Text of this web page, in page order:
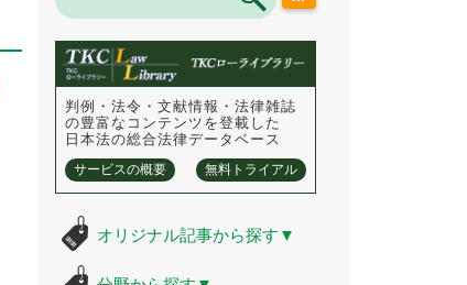
判例・法令・文献情報・法律雑誌
の豊富なコンテンツを登載した
日本法の総合法律データベース
サービスの概要 無料トライアル
オリジナル記事から探す ▼